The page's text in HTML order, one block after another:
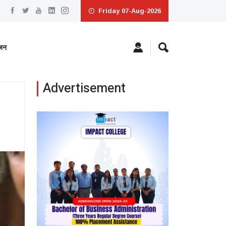
Friday 07-Aug-2026
Advertisement